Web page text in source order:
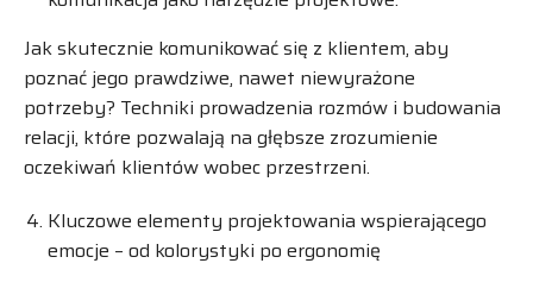
Jak skutecznie komunikować się z klientem, aby
poznać jego prawdziwe, nawet niewyrażone
potrzeby? Techniki prowadzenia rozmów i budowania
relacji, które pozwalają na głębsze zrozumienie
oczekiwań klientów wobec przestrzeni.
Kluczowe elementy projektowania wspierającego
emocje – od kolorystyki po ergonomię